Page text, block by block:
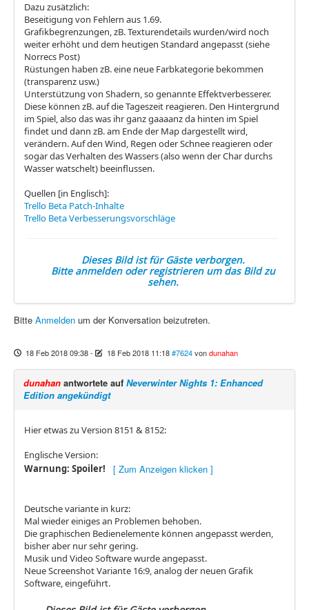
Dazu zusätzlich:
Beseitigung von Fehlern aus 1.69.
Grafikbegrenzungen, zB. Texturendetails wurden/wird noch
weiter erhöht und dem heutigen Standard angepasst (siehe
Norrecs Post)
Rüstungen haben zB. eine neue Farbkategorie bekommen
(transparenz usw.)
Unterstützung von Shadern, so genannte Effektverbesserer.
Diese können zB. auf die Tageszeit reagieren. Den Hintergrund
im Spiel, also das was ihr ganz gaaaanz da hinten im Spiel
findet und dann zB. am Ende der Map dargestellt wird,
verändern. Auf den Wind, Regen oder Schnee reagieren oder
sogar das Verhalten des Wassers (also wenn der Char durchs
Wasser watschelt) beeinflussen.
Quellen [in Englisch]:
Trello Beta Patch-Inhalte
Trello Beta Verbesserungsvorschläge
Dieses Bild ist für Gäste verborgen.
Bitte anmelden oder registrieren um das Bild zu
sehen.
Bitte Anmelden um der Konversation beizutreten.
18 Feb 2018 09:38- 18 Feb 2018 11:18#7624vondunahan
dunahan antwortete auf Neverwinter Nights 1: Enhanced
Edition angekündigt
Hier etwas zu Version 8151 & 8152:
Englische Version:
Warnung: Spoiler!
Deutsche variante in kurz:
Mal wieder einiges an Problemen behoben.
Die graphischen Bedienelemente können angepasst werden,
bisher aber nur sehr gering.
Musik und Video Software wurde angepasst.
Neue Screenshot Variante 16:9, analog der neuen Grafik
Software, eingeführt.